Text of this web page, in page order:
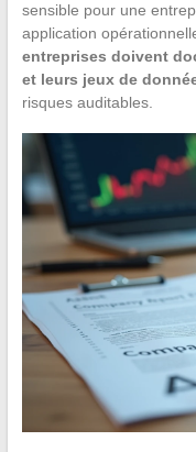
sensible pour une
application
entreprises doivent
et leurs jeux de
risques auditables.